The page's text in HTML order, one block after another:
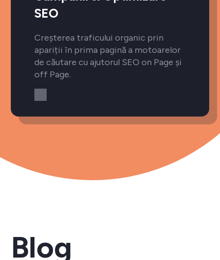
SEO
Creșterea traficului organic prin
apariții în prima pagină a motoarelor
de căutare cu ajutorul SEO on Page și
off Page.
Blog